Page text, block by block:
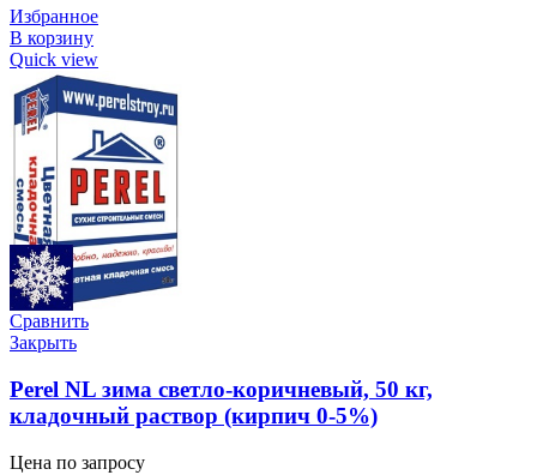
Избранное
В корзину
Quick view
Сравнить
Закрыть
Perel NL зима светло-коричневый, 50 кг,
кладочный раствор (кирпич 0-5%)
Цена по запросу